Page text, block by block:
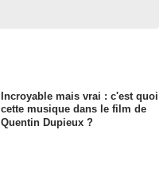
Incroyable mais vrai : c'est quoi
cette musique dans le film de
Quentin Dupieux ?